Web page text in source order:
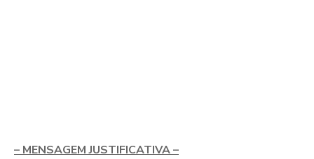
– MENSAGEM JUSTIFICATIVA –